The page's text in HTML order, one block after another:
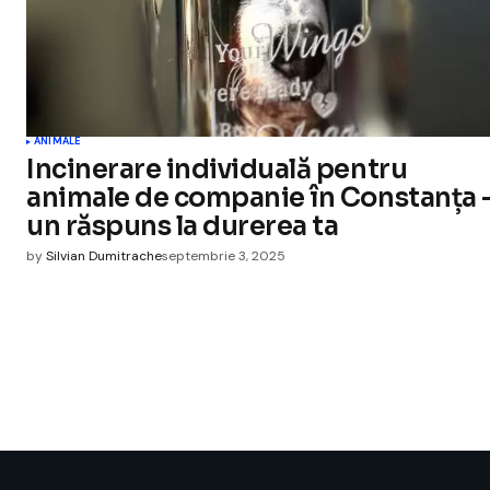
ANIMALE
Incinerare individuală pentru
animale de companie în Constanța
un răspuns la durerea ta
bySilvian Dumitracheseptembrie 3, 2025